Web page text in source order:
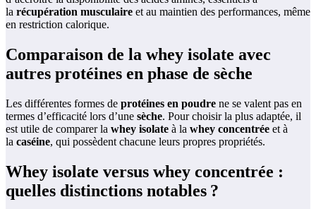
la récupération musculaire et au maintien des performances, même
en restriction calorique.
Comparaison de la whey isolate avec
autres protéines en phase de sèche
Les différentes formes de protéines en poudre ne se valent pas en
termes d’efficacité lors d’une sèche. Pour choisir la plus adaptée, il
est utile de comparer la whey isolate à la whey concentrée et à
la caséine, qui possèdent chacune leurs propres propriétés.
Whey isolate versus whey concentrée :
quelles distinctions notables ?